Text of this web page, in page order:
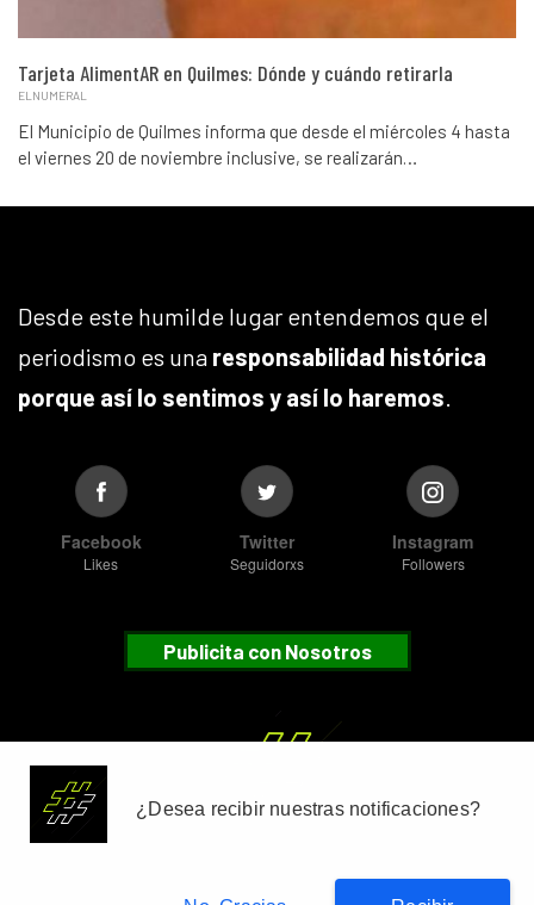
Tarjeta AlimentAR en Quilmes: Dónde y cuándo retirarla
ELNUMERAL
El Municipio de Quilmes informa que desde el miércoles 4 hasta
el viernes 20 de noviembre inclusive, se realizarán…
Desde este humilde lugar entendemos que el
periodismo es una responsabilidad histórica
porque así lo sentimos y así lo haremos
Facebook
Likes
Twitter
Seguidorxs
Instagram
Followers
Publicita con Nosotros
¿Desea recibir nuestras notificaciones?